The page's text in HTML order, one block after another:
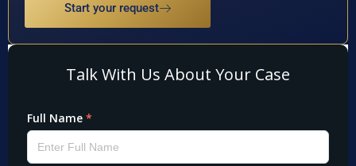
Start your request